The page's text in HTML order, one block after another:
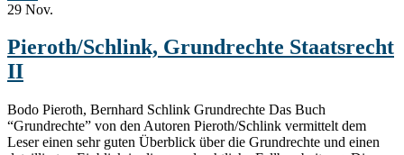
29 Nov.
Pieroth/Schlink, Grundrechte Staatsrecht
II
Bodo Pieroth, Bernhard Schlink Grundrechte Das Buch
“Grundrechte” von den Autoren Pieroth/Schlink vermittelt dem
Leser einen sehr guten Überblick über die Grundrechte und einen